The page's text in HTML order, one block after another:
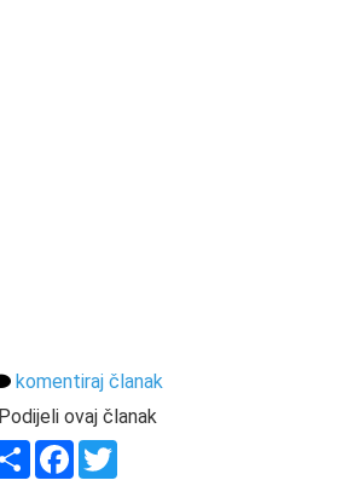
komentiraj članak
Podijeli ovaj članak
ShareFacebook